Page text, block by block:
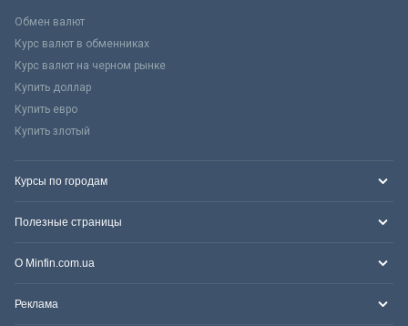
Обмен валют
Курс валют в обменниках
Курс валют на черном рынке
Купить доллар
Купить евро
Купить злотый
Курсы по городам
Полезные страницы
О Minfin.com.ua
Реклама